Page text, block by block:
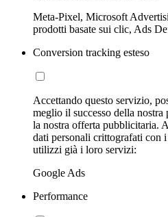
Meta-Pixel, Microsoft
prodotti basate sui clic, Ads
Conversion tracking esteso
Accettando questo servizio,
meglio il successo della
la nostra offerta pubblicitaria.
dati personali crittografati con
utilizzi già i loro servizi:
Google Ads
Performance